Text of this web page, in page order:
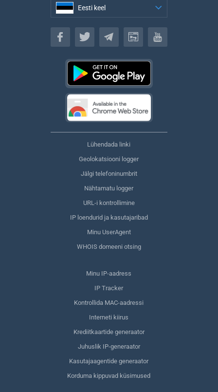
Eesti keel
Eesti keel
Lühendada linki
Geolokatsiooni logger
Jälgi telefoninumbrit
Nähtamatu logger
URL-i kontrollimine
IP loendurid ja kasutajaribad
Minu UserAgent
WHOIS domeeni otsing
Minu IP-aadress
IP Tracker
Kontrollida MAC-aadressi
Interneti kiirus
Krediitkaartide generaator
Juhuslik IP-generaator
Kasutajaagentide generaator
Korduma kippuvad küsimused